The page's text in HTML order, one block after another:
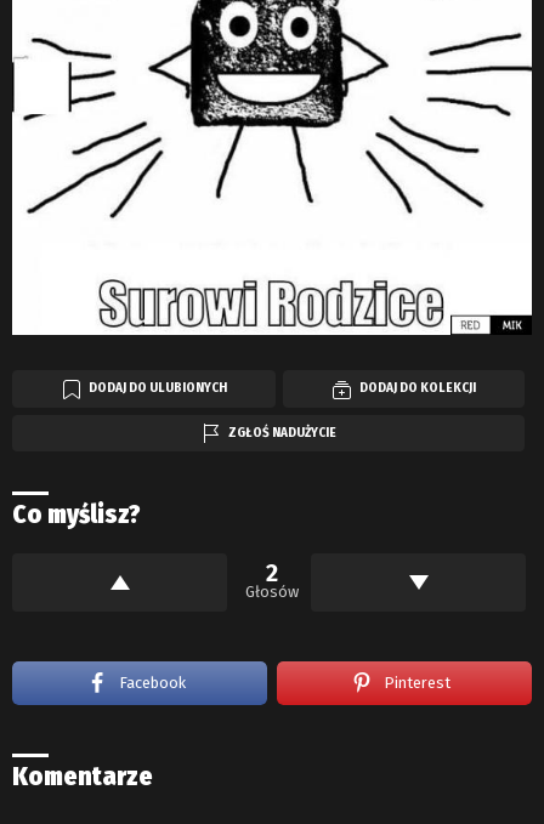
DODAJ DO ULUBIONYCH DODAJ DO KOLEKCJI
ZGŁOŚ NADUŻYCIE
Co myślisz?
2
Głosów
Facebook Pinterest
Komentarze